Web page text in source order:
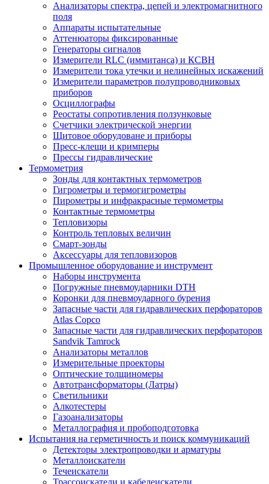
Анализаторы спектра, цепей и электромагнитного
поля
Аппараты испытательные
Аттенюаторы фиксированные
Генераторы сигналов
Измерители RLC (иммитанса) и КСВН
Измерители тока утечки и нелинейных искажений
Измерители параметров полупроводниковых
приборов
Осциллографы
Реостаты сопротивления ползунковые
Счетчики электрической энергии
Щитовое оборудоване и приборы
Пресс-клещи и кримперы
Прессы гидравлические
Термометрия
Зонды для контактных термометров
Гигрометры и термогигрометры
Пирометры и инфракрасные термометры
Контактные термометры
Тепловизоры
Контроль тепловых величин
Смарт-зонды
Аксессуары для тепловизоров
Промышленное оборудование и инструмент
Наборы инструмента
Погружные пневмоударники DTH
Коронки для пневмоударного бурения
Запасные части для гидравлических перфораторов
Atlas Copco
Запасные части для гидравлических перфораторов
Sandvik Tamrock
Анализаторы металлов
Измерительные проекторы
Оптические толщиномеры
Автотрансформаторы (Латры)
Светильники
Алкотестеры
Газоанализаторы
Металлография и пробоподготовка
Испытания на герметичность и поиск коммуникаций
Детекторы электропроводки и арматуры
Металлоискатели
Течеискатели
Трассоискатели и кабелеискатели